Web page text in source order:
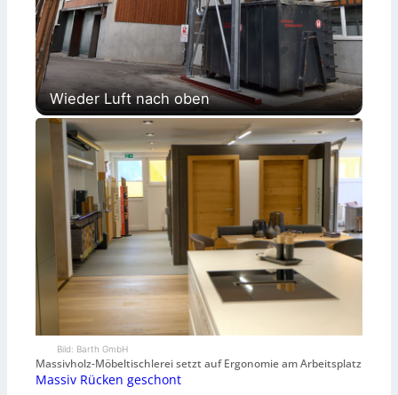
Wieder Luft nach oben
Bild: Barth GmbH
Massivholz-Möbeltischlerei setzt auf Ergonomie am Arbeitsplatz
Massiv Rücken geschont